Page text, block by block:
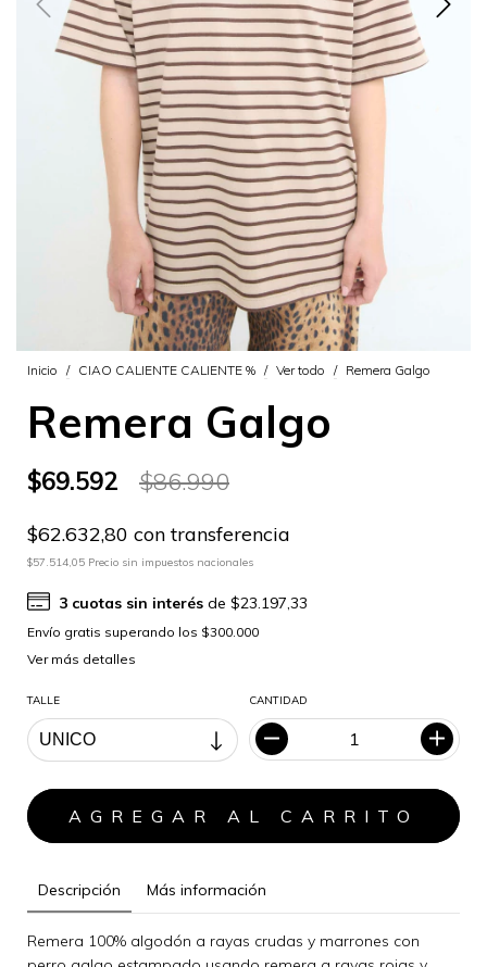
Inicio / CIAO CALIENTE CALIENTE % / Ver todo / Remera Galgo
Remera Galgo
$69.592 $86.990
$62.632,80 con transferencia
$57.514,05 Precio sin impuestos nacionales
3cuotas sin interésde $23.197,33
Ver más detalles
TALLE CANTIDAD
Descripción Más información
Remera 100% algodón a rayas crudas y marrones con